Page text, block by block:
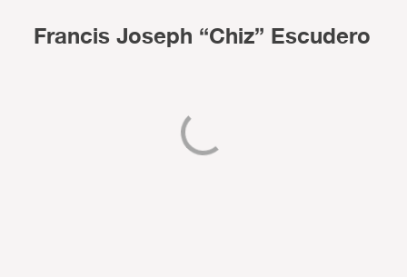
Francis Joseph “Chiz” Escudero